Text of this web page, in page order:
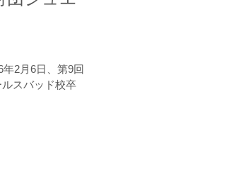
2月6日、第9回
スバッド校卒